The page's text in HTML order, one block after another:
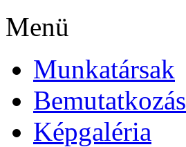
Menü
Munkatársak
Bemutatkozás
Képgaléria